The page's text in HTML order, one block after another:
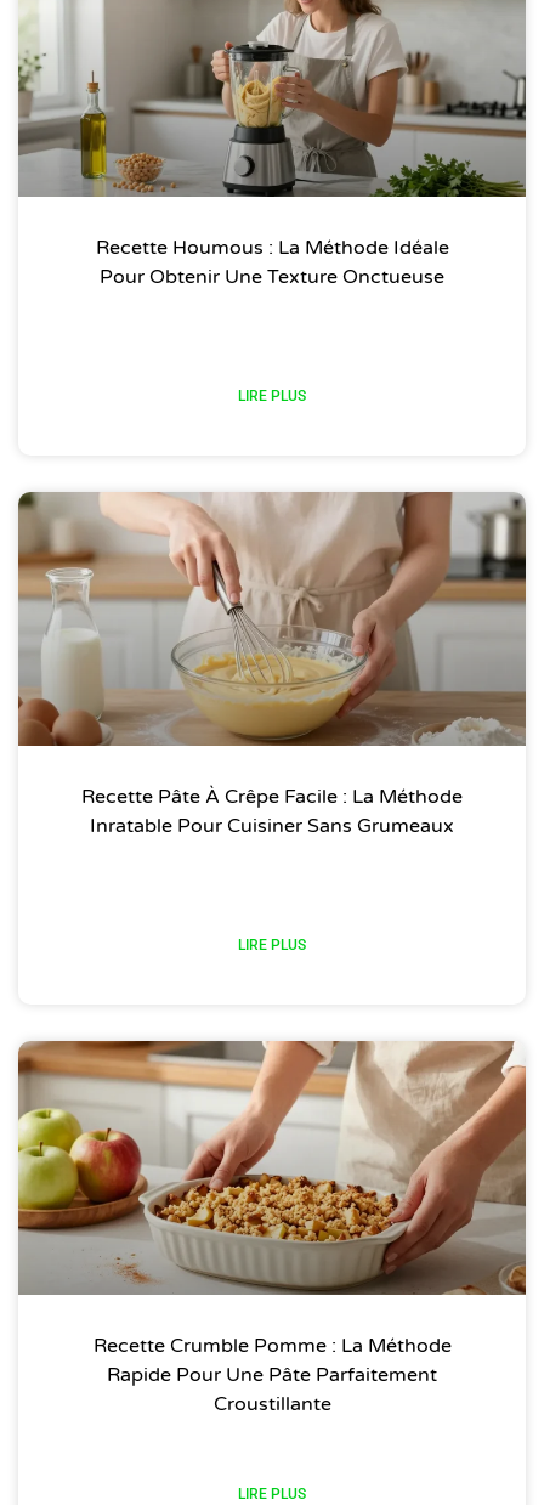
Recette Houmous : La Méthode Idéale
Pour Obtenir Une Texture Onctueuse
LIRE PLUS
Recette Pâte À Crêpe Facile : La Méthode
Inratable Pour Cuisiner Sans Grumeaux
LIRE PLUS
Recette Crumble Pomme : La Méthode
Rapide Pour Une Pâte Parfaitement
Croustillante
LIRE PLUS